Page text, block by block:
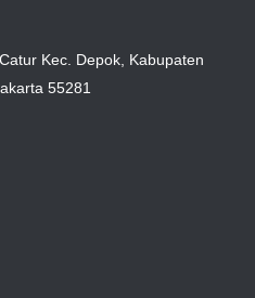
Kec. Depok, Kabupaten
55281